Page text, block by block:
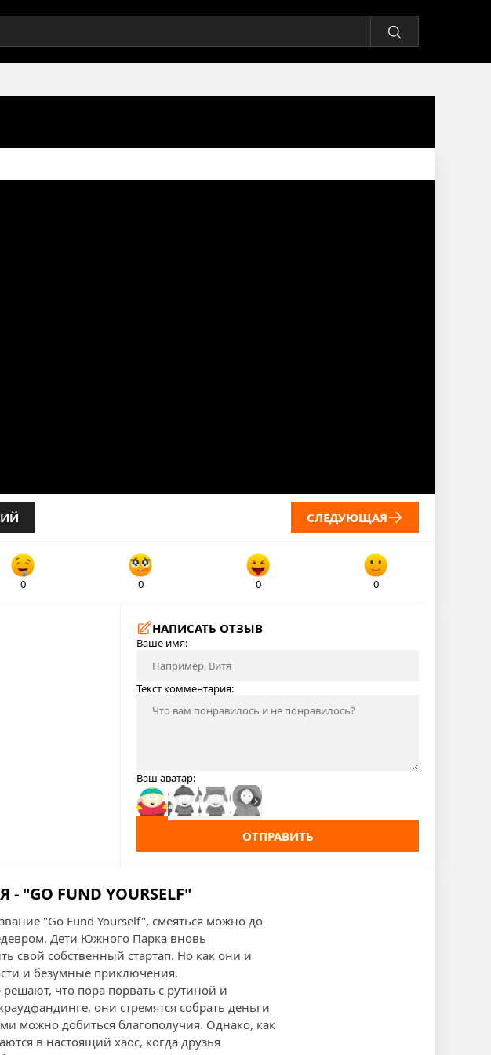
СЛЕДУЮЩАЯ
0 0 0 0
НАПИСАТЬ ОТЗЫВ
Ваше имя:
Текст комментария:
Ваш аватар:
ОТПРАВИТЬ
FUND YOURSELF"
"Go Fund Yourself", смеяться можно до
Дети Южного Парка вновь
свой собственный стартап. Но как они и
и безумные приключения.
что пора порвать с рутиной и
они стремятся собрать деньги
можно добиться благополучия. Однако, как
в настоящий хаос, когда друзья